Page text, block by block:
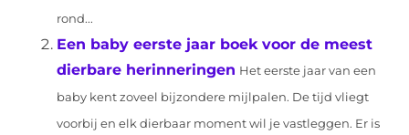
rond...
Een baby eerste jaar boek voor de meest
dierbare herinneringen Het eerste jaar van een
baby kent zoveel bijzondere mijlpalen. De tijd vliegt
voorbij en elk dierbaar moment wil je vastleggen. Er is